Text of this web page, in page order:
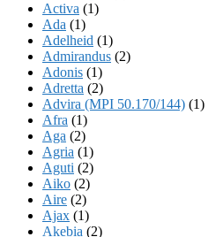
Activa (1)
Ada (1)
Adelheid (1)
Admirandus (2)
Adonis (1)
Adretta (2)
Advira (MPI 50.170/144) (1)
Afra (1)
Aga (2)
Agria (1)
Aguti (2)
Aiko (2)
Aire (2)
Ajax (1)
Akebia (2)